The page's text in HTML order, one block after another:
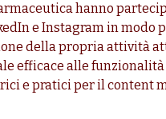
hanno
e Instagram in modo
della propria attività
efficace alle
e pratici per il content